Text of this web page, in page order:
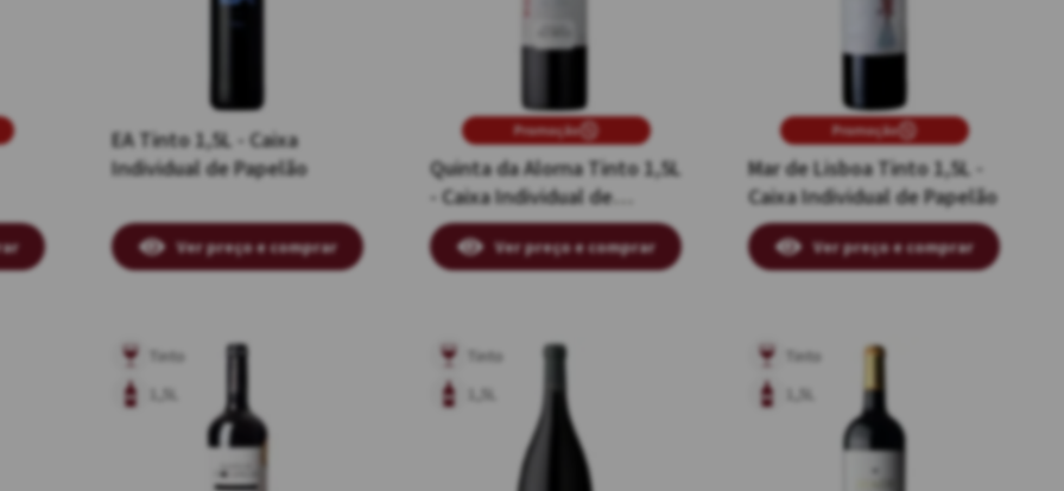
EA Tinto 1,5L - Caixa
Individual de Papelão
Ver preço e comprar
Promoção
Quinta da Alorna Tinto 1,5L
- Caixa Individual de
Papelão
Ver preço e comprar
Promoção
Mar de Lisboa Tinto 1,5L -
Caixa Individual de Papelão
Ver preço e comprar
Tinto
1,5L
Tinto
1,5L
Tinto
1,5L